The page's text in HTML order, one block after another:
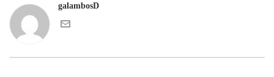
galambosD